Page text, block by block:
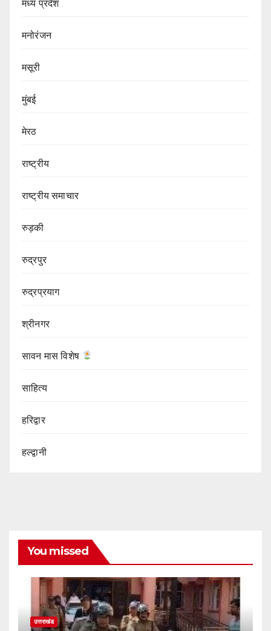
मध्य प्रदेश
मनोरंजन
मसूरी
मुंबई
मेरठ
राष्ट्रीय
राष्ट्रीय समाचार
रुड़की
रुद्रपुर
रुद्रप्रयाग
श्रीनगर
सावन मास विशेष
साहित्य
हरिद्वार
हल्द्वानी
You missed
उत्तराखंड